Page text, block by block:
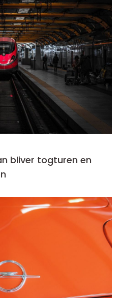
bliver togturen en